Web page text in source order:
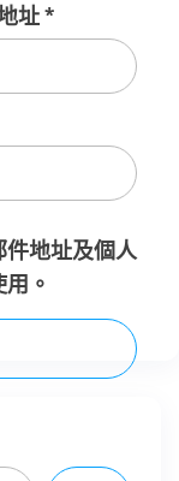
址*
地址及個人
。